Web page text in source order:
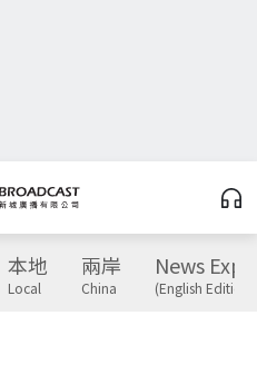
本地
Local
兩岸
China
News
(English Edition)